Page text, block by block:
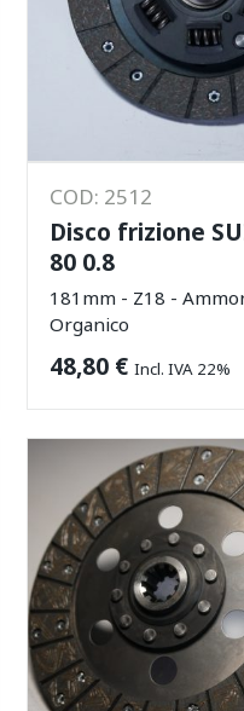
COD: 2512
Disco frizione
80 0.8
181mm - Z18 -
Organico
48,80 € Incl. IVA 22%